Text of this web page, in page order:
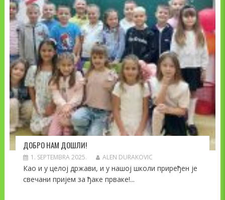
ДОБРО НАМ ДОШЛИ!
1. SEPTEMBRA 2025. ALEN DURAKOVIC
Као и у целој држави, и у нашој школи приређен је
свечани пријем за ђаке прваке!...